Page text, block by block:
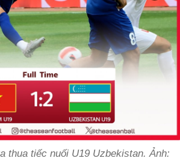
thua tiếc nuối U19 Uzbekistan. Ảnh: